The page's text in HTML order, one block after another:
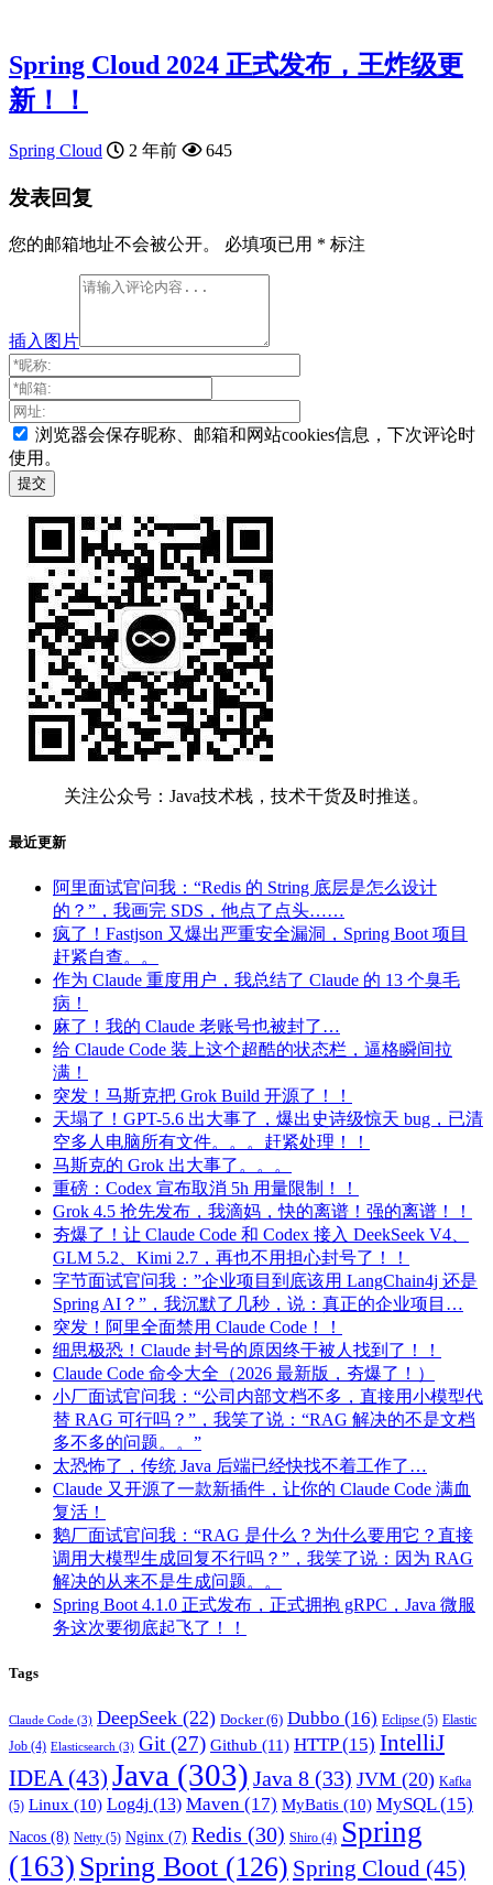
Spring Cloud 2024 正式发布，王炸级更
新！！
Spring Cloud 2 年前 645
发表回复
您的邮箱地址不会被公开。 必填项已用 * 标注
插入图片
浏览器会保存昵称、邮箱和网站cookies信息，下次评论时
使用。
关注公众号：Java技术栈，技术干货及时推送。
最近更新
阿里面试官问我：“Redis 的 String 底层是怎么设计
的？”，我画完 SDS，他点了点头……
疯了！Fastjson 又爆出严重安全漏洞，Spring Boot 项目
赶紧自查。。
作为 Claude 重度用户，我总结了 Claude 的 13 个臭毛
病！
麻了！我的 Claude 老账号也被封了…
给 Claude Code 装上这个超酷的状态栏，逼格瞬间拉
满！
突发！马斯克把 Grok Build 开源了！！
天塌了！GPT-5.6 出大事了，爆出史诗级惊天 bug，已清
空多人电脑所有文件。。。赶紧处理！！
马斯克的 Grok 出大事了。。。
重磅：Codex 宣布取消 5h 用量限制！！
Grok 4.5 抢先发布，我滴妈，快的离谱！强的离谱！！
夯爆了！让 Claude Code 和 Codex 接入 DeekSeek V4、
GLM 5.2、Kimi 2.7，再也不用担心封号了！！
字节面试官问我：”企业项目到底该用 LangChain4j 还是
Spring AI？”，我沉默了几秒，说：真正的企业项目…
突发！阿里全面禁用 Claude Code！！
细思极恐！Claude 封号的原因终于被人找到了！！
Claude Code 命令大全（2026 最新版，夯爆了！）
小厂面试官问我：“公司内部文档不多，直接用小模型代
替 RAG 可行吗？”，我笑了说：“RAG 解决的不是文档
多不多的问题。。”
太恐怖了，传统 Java 后端已经快找不着工作了…
Claude 又开源了一款新插件，让你的 Claude Code 满血
复活！
鹅厂面试官问我：“RAG 是什么？为什么要用它？直接
调用大模型生成回复不行吗？”，我笑了说：因为 RAG
解决的从来不是生成问题。。
Spring Boot 4.1.0 正式发布，正式拥抱 gRPC，Java 微服
务这次要彻底起飞了！！
Tags
Claude Code (3) DeepSeek (22) Docker(6) Dubbo (16) Eclipse (5) Elastic
Job (4) Elasticsearch (3) Git (27) Github (11) HTTP(15) IntelliJ
IDEA(43) Java (303) Java 8 (33) JVM (20) Kafka
(5) Linux (10) Log4j (13) Maven (17) MyBatis (10) MySQL(15)
Nacos (8) Netty (5) Nginx (7) Redis (30) Shiro (4) Spring
(163) Spring Boot (126) Spring Cloud (45)